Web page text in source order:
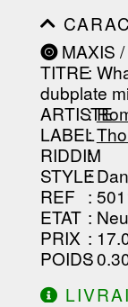
MAXIS /
TITRE
:
dubplate
ARTISTE
:
LABEL
:
RIDDIM
:
STYLE
:
REF :
ETAT :
PRIX :
POIDS
: